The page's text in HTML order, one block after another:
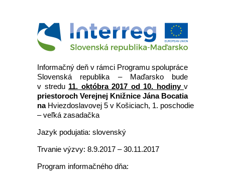
Informačný deň v rámci Programu spolupráce
Slovenská republika – Maďarsko bude
v stredu 11. októbra 2017 od 10. hodiny v
priestoroch Verejnej Knižnice Jána Bocatia
naHviezdoslavovej 5 v Košiciach, 1. poschodie
– veľká zasadačka
Jazyk podujatia: slovenský
Trvanie výzvy: 8.9.2017 – 30.11.2017
Program informačného dňa: